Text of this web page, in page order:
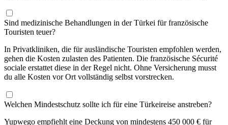
Sind medizinische Behandlungen in der Türkei für französische
Touristen teuer?
In Privatkliniken, die für ausländische Touristen empfohlen werden,
gehen die Kosten zulasten des Patienten. Die französische Sécurité
sociale erstattet diese in der Regel nicht. Ohne Versicherung musst
du alle Kosten vor Ort vollständig selbst vorstrecken.
Welchen Mindestschutz sollte ich für eine Türkeireise anstreben?
Yupwego empfiehlt eine Deckung von mindestens 450 000 € für